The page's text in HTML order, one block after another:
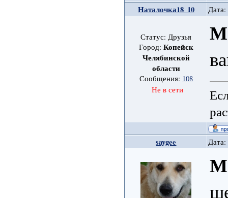
Наталочка18_10 Дата:
Статус: Друзья
Город: Копейск
Челябинской
области
Сообщения: 108
Не в сети
saygee Дата: